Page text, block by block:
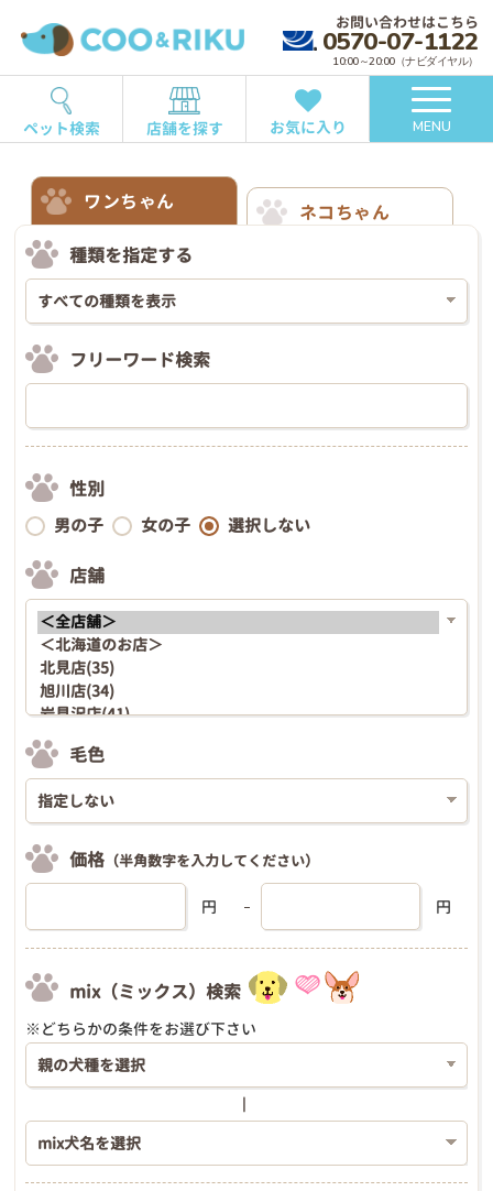
お問い合わせはこちら
0570-07-1122
10:00～20:00（ナビダイヤル）
ペット検索 店舗を探す お気に入り MENU
ワンちゃん
ネコちゃん
種類を指定する
フリーワード検索
性別
男の子 女の子 選択しない
店舗
毛色
価格 （半角数字を入力してください）
円 円
mix（ミックス）検索
※どちらかの条件をお選び下さい